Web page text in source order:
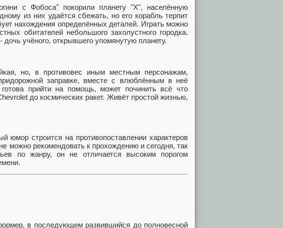
с Фобоса" покорили планету "X", населённую
из них удаётся сбежать, но его корабль терпит
нахождения определённых деталей. Играть можно
обитателей небольшого захолустного городка.
учёного, открывшего упомянутую планету.
но, в противовес иным местным персонажам,
заправке, вместе с влюблённым в неё
прийти на помощь, может починить всё что
до космических ракет. Живёт простой жизнью,
юмор строится на противопоставлении характеров
можно рекомендовать к прохождению и сегодня, так
по жанру, он не отличается высоким порогом
в последующем развившийся до полновесной